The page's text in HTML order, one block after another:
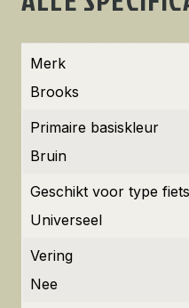
Merk
Brooks
Primaire basiskleur
Bruin
Geschikt voor type fiets
Universeel
Vering
Nee